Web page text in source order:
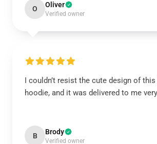
O Oliver
Verified owner
I couldn’t resist the cute design of
hoodie, and it was delivered to me
B Brody
Verified owner